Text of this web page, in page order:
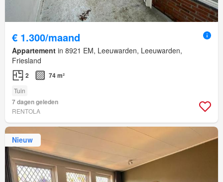
€ 1.300/maand
Appartement in 8921 EM, Leeuwarden, Leeuwarden,
Friesland
2 74 m²
Tuin
7 dagen geleden
RENTOLA
Nieuw